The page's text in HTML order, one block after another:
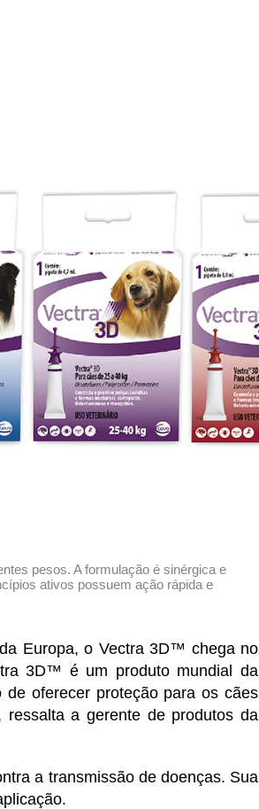
pesos. A formulação é sinérgica e
ativos possuem ação rápida e
Europa, o Vectra 3D™ chega no
3D™ é um produto mundial da
oferecer proteção para os cães
ressalta a gerente de produtos da
a transmissão de doenças. Sua